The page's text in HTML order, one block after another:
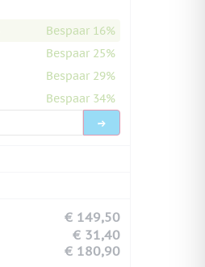
Bespaar 16%
Bespaar 25%
Bespaar 29%
Bespaar 34%
€ 149,50
€ 31,40
€ 180,90